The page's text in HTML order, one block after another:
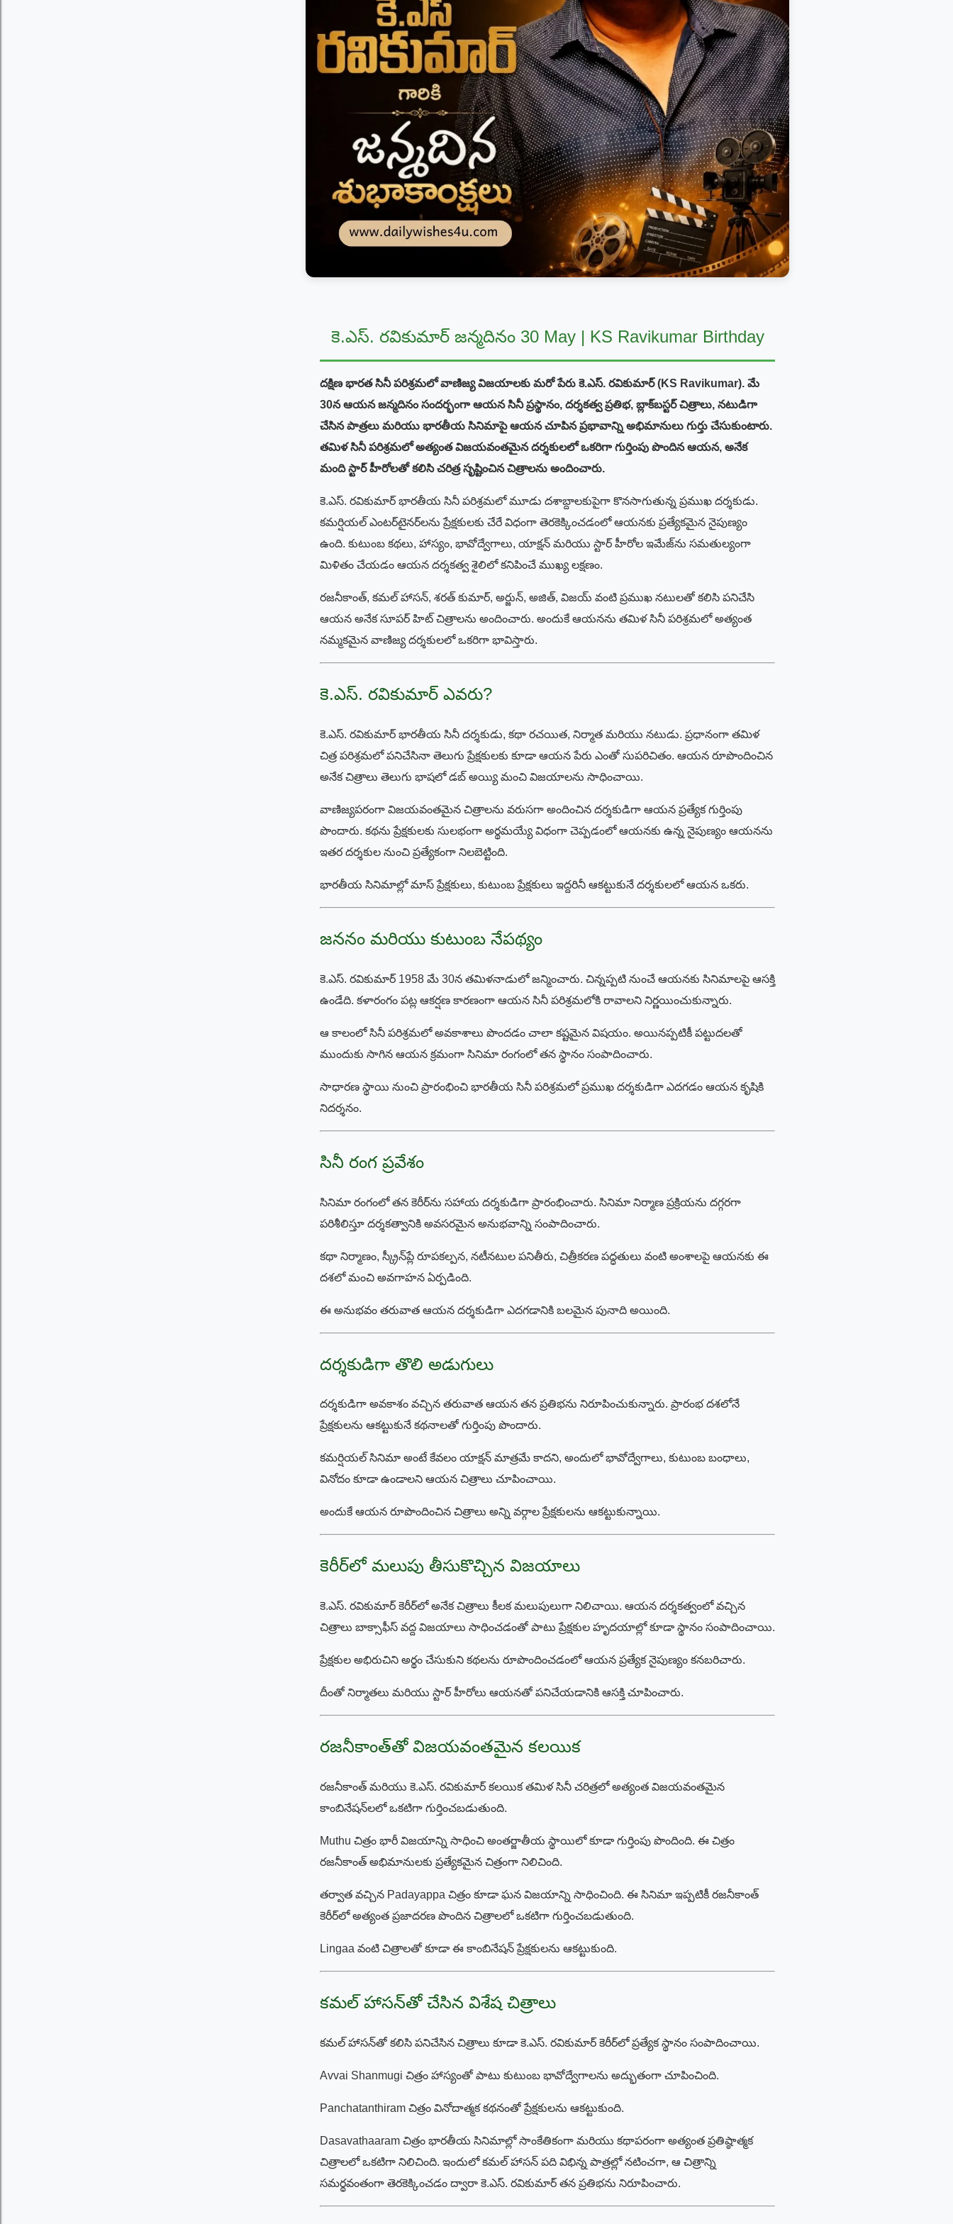
కె.ఎస్. రవికుమార్ జన్మదినం 30 May | KS Ravikumar Birthday
దక్షిణ భారత సినీ పరిశ్రమలో వాణిజ్య విజయాలకు మరో పేరు కె.ఎస్. రవికుమార్ (KS Ravikumar). మే
30న ఆయన జన్మదినం సందర్భంగా ఆయన సినీ ప్రస్థానం, దర్శకత్వ ప్రతిభ, బ్లాక్‌బస్టర్ చిత్రాలు, నటుడిగా
చేసిన పాత్రలు మరియు భారతీయ సినిమాపై ఆయన చూపిన ప్రభావాన్ని అభిమానులు గుర్తు చేసుకుంటారు.
తమిళ సినీ పరిశ్రమలో అత్యంత విజయవంతమైన దర్శకులలో ఒకరిగా గుర్తింపు పొందిన ఆయన, అనేక
మంది స్టార్ హీరోలతో కలిసి చరిత్ర సృష్టించిన చిత్రాలను అందించారు.
కె.ఎస్. రవికుమార్ భారతీయ సినీ పరిశ్రమలో మూడు దశాబ్దాలకుపైగా కొనసాగుతున్న ప్రముఖ దర్శకుడు.
కమర్షియల్ ఎంటర్‌టైనర్‌లను ప్రేక్షకులకు చేరే విధంగా తెరకెక్కించడంలో ఆయనకు ప్రత్యేకమైన నైపుణ్యం
ఉంది. కుటుంబ కథలు, హాస్యం, భావోద్వేగాలు, యాక్షన్ మరియు స్టార్ హీరోల ఇమేజ్‌ను సమతుల్యంగా
మిళితం చేయడం ఆయన దర్శకత్వ శైలిలో కనిపించే ముఖ్య లక్షణం.
రజనీకాంత్, కమల్ హాసన్, శరత్ కుమార్, అర్జున్, అజిత్, విజయ్ వంటి ప్రముఖ నటులతో కలిసి పనిచేసి
ఆయన అనేక సూపర్ హిట్ చిత్రాలను అందించారు. అందుకే ఆయనను తమిళ సినీ పరిశ్రమలో అత్యంత
నమ్మకమైన వాణిజ్య దర్శకులలో ఒకరిగా భావిస్తారు.
కె.ఎస్. రవికుమార్ ఎవరు?
కె.ఎస్. రవికుమార్ భారతీయ సినీ దర్శకుడు, కథా రచయిత, నిర్మాత మరియు నటుడు. ప్రధానంగా తమిళ
చిత్ర పరిశ్రమలో పనిచేసినా తెలుగు ప్రేక్షకులకు కూడా ఆయన పేరు ఎంతో సుపరిచితం. ఆయన రూపొందించిన
అనేక చిత్రాలు తెలుగు భాషలో డబ్ అయ్యి మంచి విజయాలను సాధించాయి.
వాణిజ్యపరంగా విజయవంతమైన చిత్రాలను వరుసగా అందించిన దర్శకుడిగా ఆయన ప్రత్యేక గుర్తింపు
పొందారు. కథను ప్రేక్షకులకు సులభంగా అర్థమయ్యే విధంగా చెప్పడంలో ఆయనకు ఉన్న నైపుణ్యం ఆయనను
ఇతర దర్శకుల నుంచి ప్రత్యేకంగా నిలబెట్టింది.
భారతీయ సినిమాల్లో మాస్ ప్రేక్షకులు, కుటుంబ ప్రేక్షకులు ఇద్దరినీ ఆకట్టుకునే దర్శకులలో ఆయన ఒకరు.
జననం మరియు కుటుంబ నేపథ్యం
కె.ఎస్. రవికుమార్ 1958 మే 30న తమిళనాడులో జన్మించారు. చిన్నప్పటి నుంచే ఆయనకు సినిమాలపై ఆసక్తి
ఉండేది. కళారంగం పట్ల ఆకర్షణ కారణంగా ఆయన సినీ పరిశ్రమలోకి రావాలని నిర్ణయించుకున్నారు.
ఆ కాలంలో సినీ పరిశ్రమలో అవకాశాలు పొందడం చాలా కష్టమైన విషయం. అయినప్పటికీ పట్టుదలతో
ముందుకు సాగిన ఆయన క్రమంగా సినిమా రంగంలో తన స్థానం సంపాదించారు.
సాధారణ స్థాయి నుంచి ప్రారంభించి భారతీయ సినీ పరిశ్రమలో ప్రముఖ దర్శకుడిగా ఎదగడం ఆయన కృషికి
నిదర్శనం.
సినీ రంగ ప్రవేశం
సినిమా రంగంలో తన కెరీర్‌ను సహాయ దర్శకుడిగా ప్రారంభించారు. సినిమా నిర్మాణ ప్రక్రియను దగ్గరగా
పరిశీలిస్తూ దర్శకత్వానికి అవసరమైన అనుభవాన్ని సంపాదించారు.
కథా నిర్మాణం, స్క్రీన్‌ప్లే రూపకల్పన, నటీనటుల పనితీరు, చిత్రీకరణ పద్ధతులు వంటి అంశాలపై ఆయనకు ఈ
దశలో మంచి అవగాహన ఏర్పడింది.
ఈ అనుభవం తరువాత ఆయన దర్శకుడిగా ఎదగడానికి బలమైన పునాది అయింది.
దర్శకుడిగా తొలి అడుగులు
దర్శకుడిగా అవకాశం వచ్చిన తరువాత ఆయన తన ప్రతిభను నిరూపించుకున్నారు. ప్రారంభ దశలోనే
ప్రేక్షకులను ఆకట్టుకునే కథనాలతో గుర్తింపు పొందారు.
కమర్షియల్ సినిమా అంటే కేవలం యాక్షన్ మాత్రమే కాదని, అందులో భావోద్వేగాలు, కుటుంబ బంధాలు,
వినోదం కూడా ఉండాలని ఆయన చిత్రాలు చూపించాయి.
అందుకే ఆయన రూపొందించిన చిత్రాలు అన్ని వర్గాల ప్రేక్షకులను ఆకట్టుకున్నాయి.
కెరీర్‌లో మలుపు తీసుకొచ్చిన విజయాలు
కె.ఎస్. రవికుమార్ కెరీర్‌లో అనేక చిత్రాలు కీలక మలుపులుగా నిలిచాయి. ఆయన దర్శకత్వంలో వచ్చిన
చిత్రాలు బాక్సాఫీస్ వద్ద విజయాలు సాధించడంతో పాటు ప్రేక్షకుల హృదయాల్లో కూడా స్థానం సంపాదించాయి.
ప్రేక్షకుల అభిరుచిని అర్థం చేసుకుని కథలను రూపొందించడంలో ఆయన ప్రత్యేక నైపుణ్యం కనబరిచారు.
దీంతో నిర్మాతలు మరియు స్టార్ హీరోలు ఆయనతో పనిచేయడానికి ఆసక్తి చూపించారు.
రజనీకాంత్‌తో విజయవంతమైన కలయిక
రజనీకాంత్ మరియు కె.ఎస్. రవికుమార్ కలయిక తమిళ సినీ చరిత్రలో అత్యంత విజయవంతమైన
కాంబినేషన్‌లలో ఒకటిగా గుర్తించబడుతుంది.
Muthu చిత్రం భారీ విజయాన్ని సాధించి అంతర్జాతీయ స్థాయిలో కూడా గుర్తింపు పొందింది. ఈ చిత్రం
రజనీకాంత్ అభిమానులకు ప్రత్యేకమైన చిత్రంగా నిలిచింది.
తర్వాత వచ్చిన Padayappa చిత్రం కూడా ఘన విజయాన్ని సాధించింది. ఈ సినిమా ఇప్పటికీ రజనీకాంత్
కెరీర్‌లో అత్యంత ప్రజాదరణ పొందిన చిత్రాలలో ఒకటిగా గుర్తించబడుతుంది.
Lingaa వంటి చిత్రాలతో కూడా ఈ కాంబినేషన్ ప్రేక్షకులను ఆకట్టుకుంది.
కమల్ హాసన్‌తో చేసిన విశేష చిత్రాలు
కమల్ హాసన్‌తో కలిసి పనిచేసిన చిత్రాలు కూడా కె.ఎస్. రవికుమార్ కెరీర్‌లో ప్రత్యేక స్థానం సంపాదించాయి.
Avvai Shanmugi చిత్రం హాస్యంతో పాటు కుటుంబ భావోద్వేగాలను అద్భుతంగా చూపించింది.
Panchatanthiram చిత్రం వినోదాత్మక కథనంతో ప్రేక్షకులను ఆకట్టుకుంది.
Dasavathaaram చిత్రం భారతీయ సినిమాల్లో సాంకేతికంగా మరియు కథాపరంగా అత్యంత ప్రతిష్ఠాత్మక
చిత్రాలలో ఒకటిగా నిలిచింది. ఇందులో కమల్ హాసన్ పది విభిన్న పాత్రల్లో నటించగా, ఆ చిత్రాన్ని
సమర్థవంతంగా తెరకెక్కించడం ద్వారా కె.ఎస్. రవికుమార్ తన ప్రతిభను నిరూపించారు.